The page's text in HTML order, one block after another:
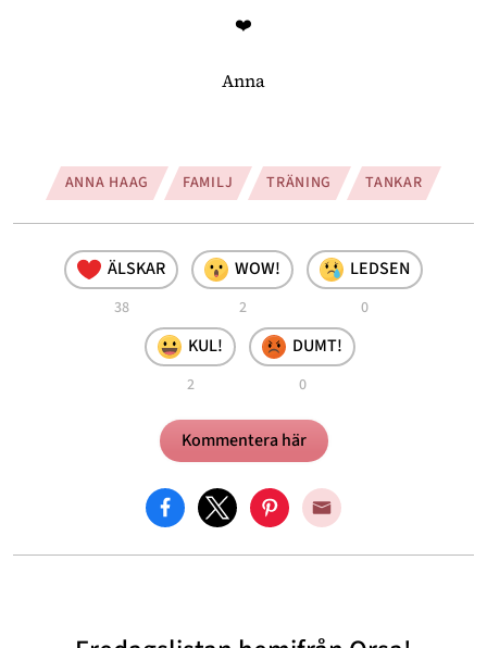
❤️
Anna
ANNA HAAG FAMILJ TRÄNING TANKAR
ÄLSKAR
38
WOW!
2
LEDSEN
0
KUL!
2
DUMT!
0
Kommentera här